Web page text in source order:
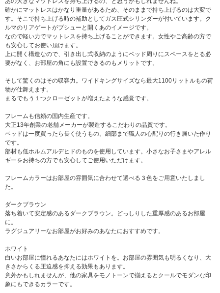
確かにマットレスはかなり重量があるため、そのままで持ち上げるのは大変で
す。そこで持ち上げる時の補助としてガス圧式シリンダーが付いています。ク
ルマのリアゲートがプシューと開くあのイメージです。
なので軽い力でマットレスを持ち上げることができます。女性やご高齢の方で
も安心してお使い頂けます。
上に開く構造なので、引き出し式収納のようにベッド周りにスペースをとる必
要がなく、お部屋の角にも設置できるのもメリットです。
そして驚くのはその収容力。ワイドキングサイズなら最大1100リットルもの荷
物が仕舞えます。
まるでもう１つクローゼットが増えたような感覚です。
フレームも信頼の国内生産です。
大正13年創業の老舗メーカーが製造するこだわりの品質です。
ベッドは一度買ったら長く使うもの。細部まで職人の心配りの行き届いた作り
です。
部材も低ホルムアルデヒドのものを使用しています。小さなお子さまやアレル
ギーをお持ちの方でも安心してご使用いただけます。
フレームカラーはお部屋の雰囲気に合わせて選べる３色をご用意いたしまし
た。
ダークブラウン
落ち着いて安定感のあるダークブラウン。どっしりした重厚感のあるお部屋
に。
ラグジュアリーなお部屋がお好みのあなたにおすすめです。
ホワイト
白いお部屋に憧れるあなたにはホワイトを。お部屋の雰囲気も明るくなり、大
きさからくる圧迫感を抑える効果もあります。
意外かもしれませんが、他の家具をモノトーンで揃えるとクールでモダンな印
象にもできるカラーです。